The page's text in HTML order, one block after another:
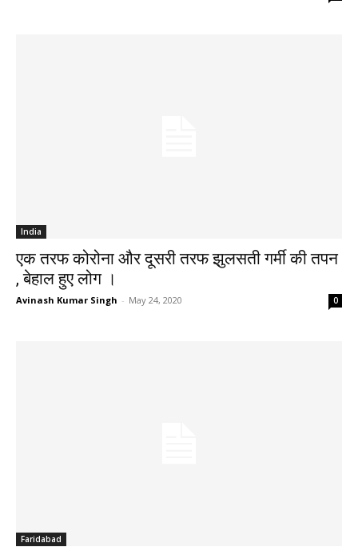
India
एक तरफ कोरोना और दूसरी तरफ झुलसती गर्मी की तपन
, बेहाल हुए लोग ।
Avinash Kumar Singh - May 24, 2020 0
Faridabad